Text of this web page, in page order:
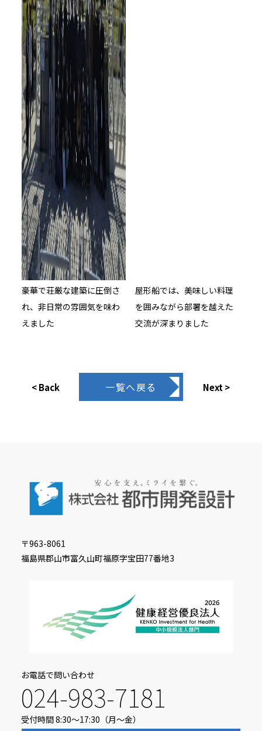
豪華で荘厳な建築に圧倒さ
れ、非日常の雰囲気を味わ
えました
屋形船では、美味しい料理
を囲みながら部署を越えた
交流が深まりました
< Back 一覧へ戻る Next >
〒963-8061
福島県郡⼭市富久⼭町福原字宝⽥77番地3
お電話で問い合わせ
024-983-7181
受付時間 8:30〜17:30（⽉〜⾦）